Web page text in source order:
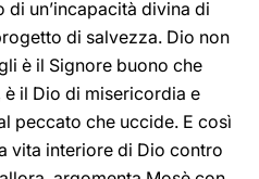
un’incapacità divina di
di salvezza. Dio non
è il Signore buono che
il Dio di misericordia e
peccato che uccide. E così
vita interiore di Dio contro